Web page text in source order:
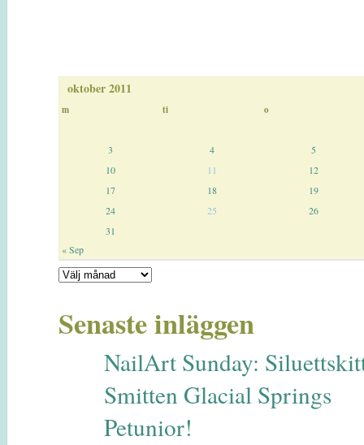
oktober 2011
m ti o
« Sep
3 4
5
10
11
12
17
18
19
24
25
26
31
Senaste inläggen
NailArt Sunday:
Smitten Glacial Springs
Petunior!